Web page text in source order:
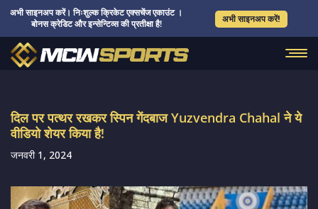
अभी साइनअप करें। निःशुल्क क्रिकेट एक्सचेंज एकाउंट ।
बोनस क्रेडिट और इन्सेन्टिव्स की प्रतीक्षा है!
अभी साइनअप करें!
दिल पर पत्थर रखकर स्पिन गेंदबाज Yuzvendra Chahal ने ये
वीडियो शेयर किया है!
जनवरी 1, 2024